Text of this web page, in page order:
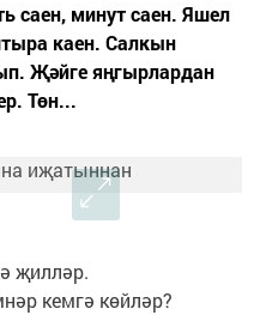
саен, минут саен. Яшел
каен. Салкын
Җәйге яңгырлардан
Төн...
җилләр.
кемгә көйләр?